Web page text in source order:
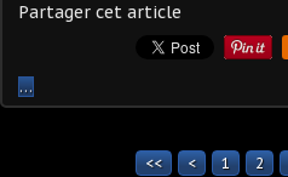
Partager cet article
…
<< < 1 2